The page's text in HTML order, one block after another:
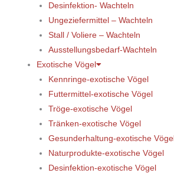
Desinfektion- Wachteln
Ungeziefermittel – Wachteln
Stall / Voliere – Wachteln
Ausstellungsbedarf-Wachteln
Exotische Vögel
Kennringe-exotische Vögel
Futtermittel-exotische Vögel
Tröge-exotische Vögel
Tränken-exotische Vögel
Gesunderhaltung-exotische Vögel
Naturprodukte-exotische Vögel
Desinfektion-exotische Vögel